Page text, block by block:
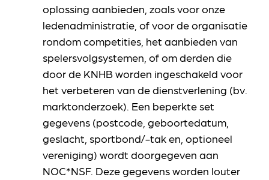
oplossing aanbieden, zoals voor onze
ledenadministratie, of voor de organisatie
rondom competities, het aanbieden van
spelersvolgsystemen, of om derden die
door de KNHB worden ingeschakeld voor
het verbeteren van de dienstverlening (bv.
marktonderzoek). Een beperkte set
gegevens (postcode, geboortedatum,
geslacht, sportbond/-tak en, optioneel
vereniging) wordt doorgegeven aan
NOC*NSF. Deze gegevens worden louter